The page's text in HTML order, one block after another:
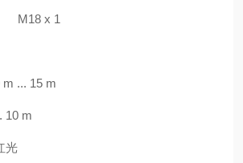
M18 x 1
... 15 m
10 m
光